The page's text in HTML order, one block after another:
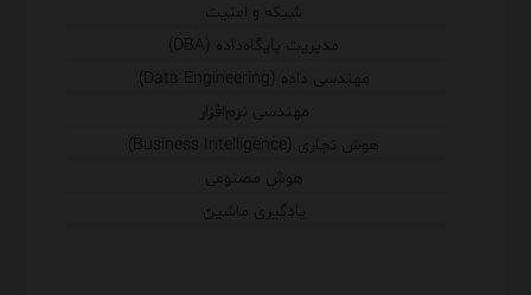
شبکه و امنیت
مدیریت پایگاه‌داده (DBA)
مهندسی داده (Data Engineering)
مهندسی نرم‌افزار
هوش تجاری (Business Intelligence)
هوش مصنوعی
یادگیری ماشین